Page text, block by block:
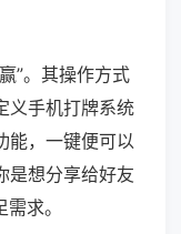
”。其操作方式
义手机打牌系统
能，一键便可以
是想分享给好友
求。